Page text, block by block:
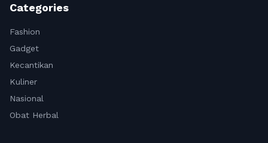
Categories
Fashion
Gadget
Kecantikan
Kuliner
Nasional
Obat Herbal